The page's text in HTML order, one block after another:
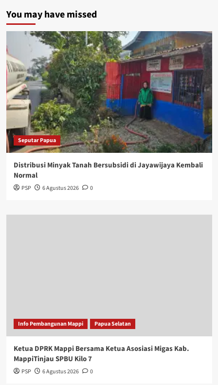
You may have missed
Seputar Papua
Distribusi Minyak Tanah Bersubsidi di Jayawijaya Kembali
Normal
PSP 6 Agustus 2026 0
Info Pembangunan Mappi Papua Selatan
Ketua DPRK Mappi Bersama Ketua Asosiasi Migas Kab.
MappiTinjau SPBU Kilo 7
PSP 6 Agustus 2026 0